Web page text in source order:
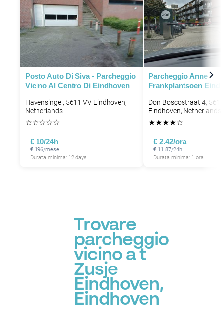
Posto Auto Di Siva - Parcheggio
Vicino Al Centro Di Eindhoven
Havensingel, 5611 VV Eindhoven,
Netherlands
☆☆☆☆☆
€ 10/24h
€ 196/mese
Durata minima: 12 days
Parcheggio Anne
Frankplantsoen
Don Boscostraat 4,
Eindhoven, Netherlands
★★★★☆
€ 2.42/ora
€ 11.87/24h
Durata minima: 1 ora
Trovare
parcheggio
vicino a t
Zusje
Eindhoven,
Eindhoven